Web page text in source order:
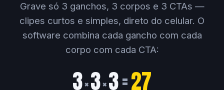
Grave só 3 ganchos, 3 corpos e 3 CTAs —
clipes curtos e simples, direto do celular. O
software combina cada gancho com cada
corpo com cada CTA:
3×3×3=27